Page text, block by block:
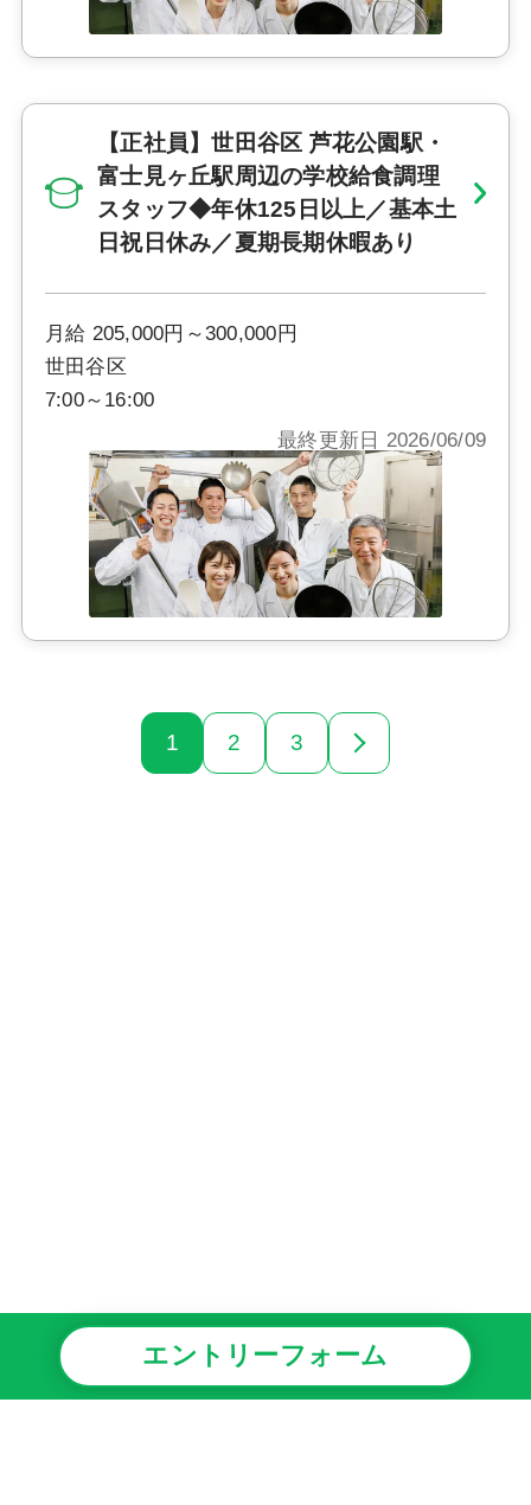
エントリーフォーム
【正社員】世田谷区 芦花公園駅・
富士見ヶ丘駅周辺の学校給食調理
スタッフ◆年休125日以上／基本土
日祝日休み／夏期長期休暇あり
月給 205,000円～300,000円
世田谷区
7:00～16:00
最終更新日 2026/06/09
1 2 3